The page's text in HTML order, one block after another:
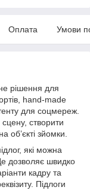
Оплата Умови
рішення для
hand-made
для соцмереж.
створити
об’єкті зйомки.
які можна
дозволяє швидко
кадру та
Підлоги